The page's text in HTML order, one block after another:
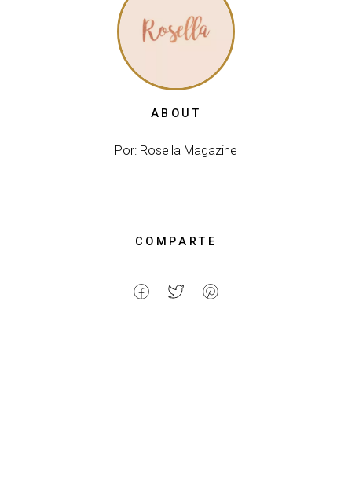
ABOUT
Por: Rosella Magazine
COMPARTE